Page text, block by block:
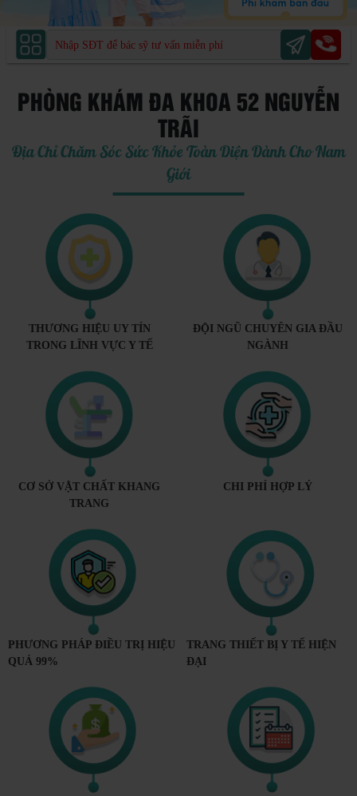
PHÒNG KHÁM ĐA KHOA 52 NGUYỄN
TRÃI
Địa Chỉ Chăm Sóc Sức Khỏe Toàn Diện Dành Cho Nam
Giới
THƯƠNG HIỆU UY TÍN
TRONG LĨNH VỰC Y TẾ
ĐỘI NGŨ CHUYÊN GIA ĐẦU
NGÀNH
CƠ SỞ VẬT CHẤT KHANG
TRANG
CHI PHÍ HỢP LÝ
PHƯƠNG PHÁP ĐIỀU TRỊ HIỆU
QUẢ 99%
TRANG THIẾT BỊ Y TẾ HIỆN
ĐẠI